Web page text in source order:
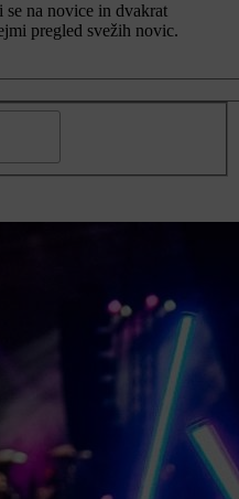
na novice in dvakrat
pregled svežih novic.